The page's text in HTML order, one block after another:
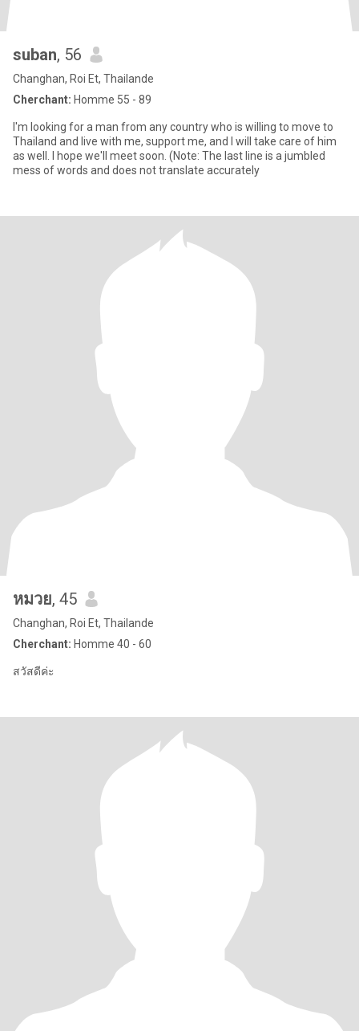
suban, 56
Changhan, Roi Et, Thailande
Cherchant: Homme 55 - 89
I'm looking for a man from any country who is willing to move to
Thailand and live with me, support me, and I will take care of him
as well. I hope we'll meet soon. (Note: The last line is a jumbled
mess of words and does not translate accurately
หมวย, 45
Changhan, Roi Et, Thailande
Cherchant: Homme 40 - 60
สวัสดีค่ะ